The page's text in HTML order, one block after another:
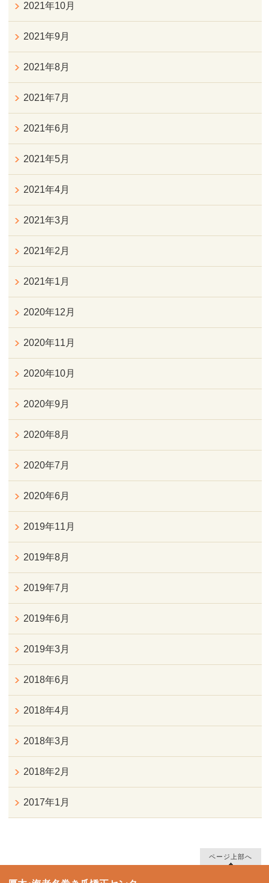
2021年10月
2021年9月
2021年8月
2021年7月
2021年6月
2021年5月
2021年4月
2021年3月
2021年2月
2021年1月
2020年12月
2020年11月
2020年10月
2020年9月
2020年8月
2020年7月
2020年6月
2019年11月
2019年8月
2019年7月
2019年6月
2019年3月
2018年6月
2018年4月
2018年3月
2018年2月
2017年1月
ページ上部へ